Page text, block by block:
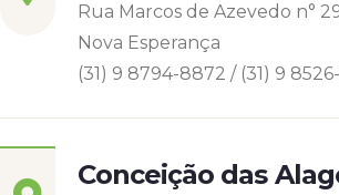
Rua Marcos de Azevedo n°
Nova Esperança
(31) 9 8794-8872 / (31) 9
Conceição das